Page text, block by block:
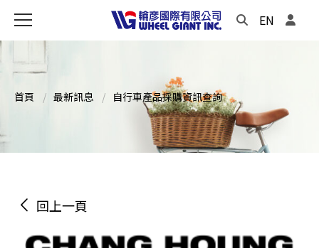
EN
首頁 最新訊息 自行車產品採購資訊查詢
回上一頁